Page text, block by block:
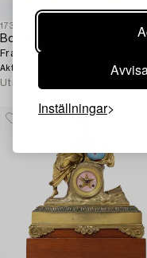
Inställningar
1730574
Bordspendyl,
Frankrike, omkring 1900.
Aktuellt bud
3d
Utropspris